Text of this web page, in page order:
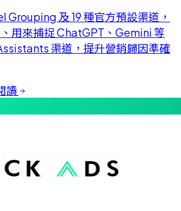
Grouping 及 19 種官方預設渠道，
用來捕捉 ChatGPT、Gemini 等
渠道，提升營銷歸因準確
讀